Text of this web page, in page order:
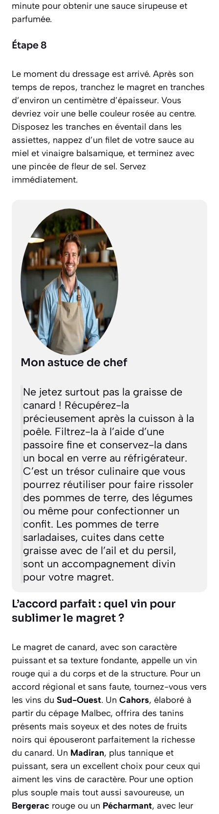
minute pour obtenir une sauce sirupeuse et
parfumée.
Étape 8
Le moment du dressage est arrivé. Après son
temps de repos, tranchez le magret en tranches
d’environ un centimètre d’épaisseur. Vous
devriez voir une belle couleur rosée au centre.
Disposez les tranches en éventail dans les
assiettes, nappez d’un filet de votre sauce au
miel et vinaigre balsamique, et terminez avec
une pincée de fleur de sel. Servez
immédiatement.
Mon astuce de chef
Ne jetez surtout pas la graisse de
canard ! Récupérez-la
précieusement après la cuisson à la
poêle. Filtrez-la à l’aide d’une
passoire fine et conservez-la dans
un bocal en verre au réfrigérateur.
C’est un trésor culinaire que vous
pourrez réutiliser pour faire rissoler
des pommes de terre, des légumes
ou même pour confectionner un
confit. Les pommes de terre
sarladaises, cuites dans cette
graisse avec de l’ail et du persil,
sont un accompagnement divin
pour votre magret.
L’accord parfait : quel vin pour
sublimer le magret ?
Le magret de canard, avec son caractère
puissant et sa texture fondante, appelle un vin
rouge qui a du corps et de la structure. Pour un
accord régional et sans faute, tournez-vous vers
les vins du Sud-Ouest. Un Cahors, élaboré à
partir du cépage Malbec, offrira des tanins
présents mais soyeux et des notes de fruits
noirs qui épouseront parfaitement la richesse
du canard. Un Madiran, plus tannique et
puissant, sera un excellent choix pour ceux qui
aiment les vins de caractère. Pour une option
plus souple mais tout aussi savoureuse, un
Bergerac rouge ou un Pécharmant, avec leur